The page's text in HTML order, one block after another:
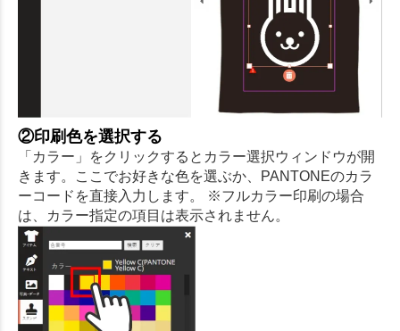
②印刷色を選択する
「カラー」をクリックするとカラー選択ウィンドウが開
きます。ここでお好きな色を選ぶか、PANTONEのカラ
ーコードを直接入力します。 ※フルカラー印刷の場合
は、カラー指定の項目は表示されません。